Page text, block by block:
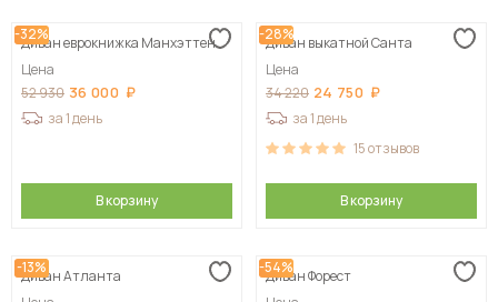
-32%
Диван еврокнижка Манхэттен
Цена
52 930 36 000
за 1 день
В корзину
-28%
Диван выкатной Санта
Цена
34 220 24 750
за 1 день
15отзывов
В корзину
-13%
Диван Атланта
-54%
Диван Форест